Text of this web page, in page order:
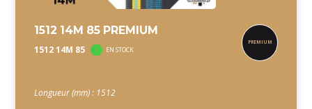
1512 14M 85 PREMIUM
1512 14M 85 EN STOCK
Longueur (mm) : 1512